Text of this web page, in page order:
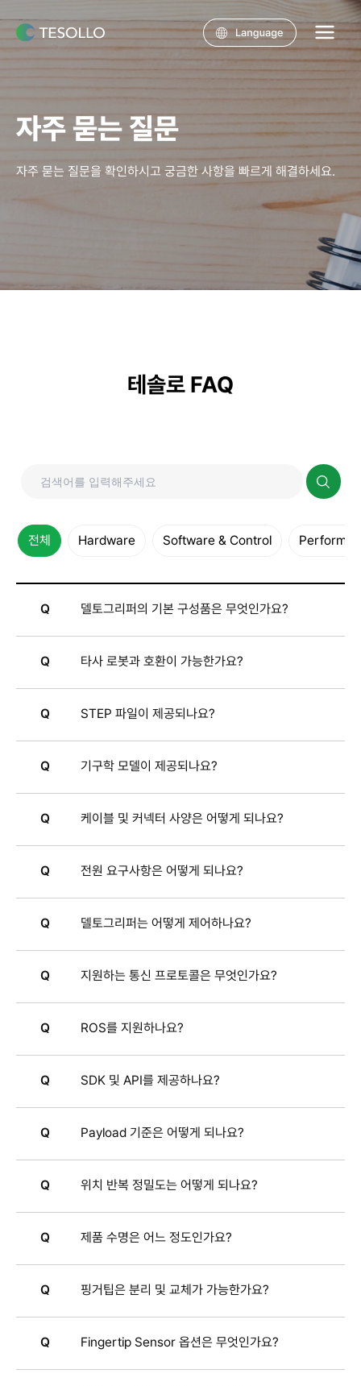
건너뛰기
Main
Menu
자주 묻는 질문
자주 묻는 질문을 확인하시고 궁금한 사항을 빠르게 해결하세요.
테솔로 FAQ
전체 Hardware Software & Control
Q 델토그리퍼의 기본 구성품은 무엇인가요?
Q 타사 로봇과 호환이 가능한가요?
Q STEP 파일이 제공되나요?
Q 기구학 모델이 제공되나요?
Q 케이블 및 커넥터 사양은 어떻게 되나요?
Q 전원 요구사항은 어떻게 되나요?
Q 델토그리퍼는 어떻게 제어하나요?
Q 지원하는 통신 프로토콜은 무엇인가요?
Q ROS를 지원하나요?
Q SDK 및 API를 제공하나요?
Q Payload 기준은 어떻게 되나요?
Q 위치 반복 정밀도는 어떻게 되나요?
Q 제품 수명은 어느 정도인가요?
Q 핑거팁은 분리 및 교체가 가능한가요?
Q Fingertip Sensor 옵션은 무엇인가요?